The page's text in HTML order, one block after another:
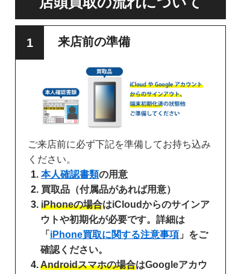
来店前の準備
ご来店前に必ず下記を準備してお持ち込み
ください。
本人確認書類の用意
買取品（付属品があれば用意）
iPhoneの場合はiCloudからのサインア
ウトや初期化が必要です。詳細は
「 iPhone買取に関する注意事項 」をご
確認ください。
Androidスマホの場合はGoogleアカウ